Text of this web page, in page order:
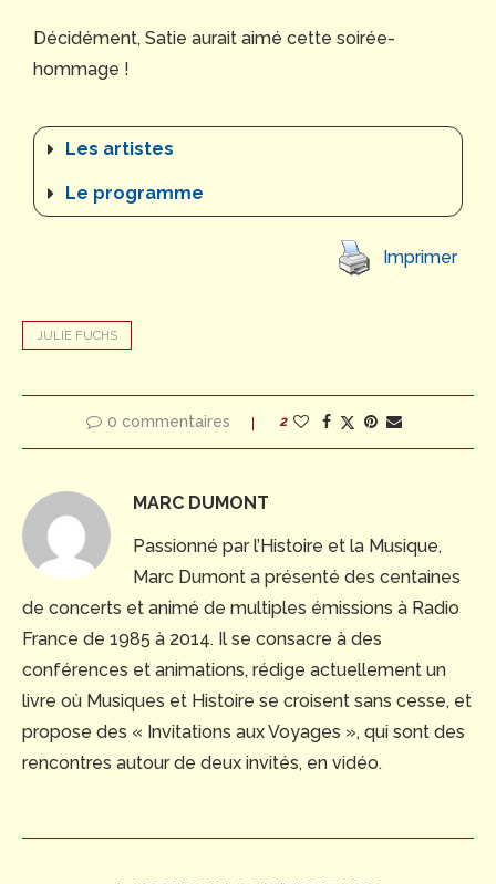
Décidément, Satie aurait aimé cette soirée-
hommage !
Les artistes
Le programme
Imprimer
JULIE FUCHS
0 commentaires 2
MARC DUMONT
Passionné par l’Histoire et la Musique,
Marc Dumont a présenté des centaines
de concerts et animé de multiples émissions à Radio
France de 1985 à 2014. Il se consacre à des
conférences et animations, rédige actuellement un
livre où Musiques et Histoire se croisent sans cesse, et
propose des « Invitations aux Voyages », qui sont des
rencontres autour de deux invités, en vidéo.